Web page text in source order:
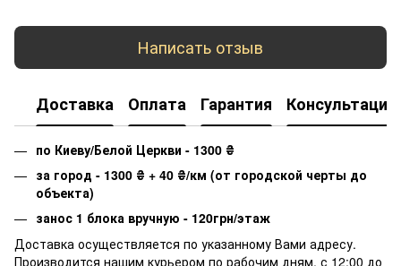
Написать отзыв
Доставка Оплата Гарантия Консультация
по Киеву/Белой Церкви - 1300 ₴
за город - 1300 ₴ + 40 ₴/км (от городской черты до
объекта)
занос 1 блока вручную - 120грн/этаж
Доставка осуществляется по указанному Вами адресу.
Производится нашим курьером по рабочим дням, с 12:00 до